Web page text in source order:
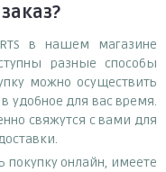
в нашем магазине
разные способы
можно осуществить
удобное для вас время.
свяжутся с вами для
покупку онлайн, имеете